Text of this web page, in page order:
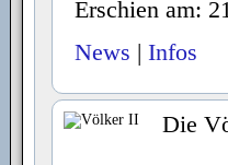
Erschien am:
News | Infos
Die